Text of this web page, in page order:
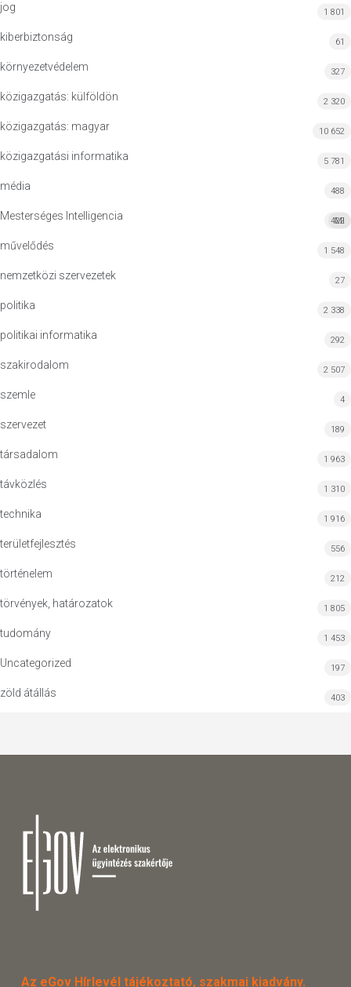
jog 1 801
kiberbiztonság 61
környezetvédelem 327
közigazgatás: külföldön 2 320
közigazgatás: magyar 10 652
közigazgatási informatika 5 781
média 488
Mesterséges Intelligencia MI
422
művelődés 1 548
nemzetközi szervezetek 27
politika 2 338
politikai informatika 292
szakirodalom 2 507
szemle 4
szervezet 189
társadalom 1 963
távközlés 1 310
technika 1 916
területfejlesztés 556
történelem 212
törvények, határozatok 1 805
tudomány 1 453
Uncategorized 197
zöld átállás 403
Az eGov Hírlevél tájékoztató, szakmai kiadvány.